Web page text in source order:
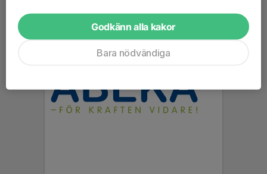
Godkänn alla kakor
Bara nödvändiga